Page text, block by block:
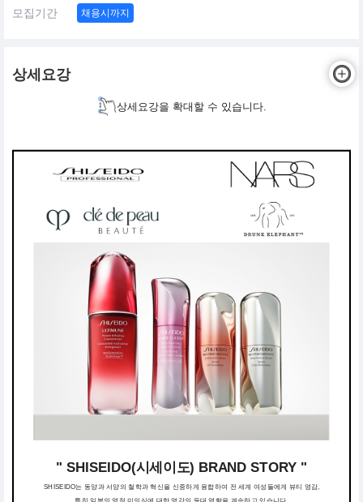
모집기간 채용시까지
상세요강
상세요강을 확대할 수 있습니다.
" SHISEIDO(시세이도) BRAND STORY "
SHISEIDO는 동양과 서양의 철학과 혁신을 신중하게 융합하여 전 세계 여성들에게 뷰티 영감,